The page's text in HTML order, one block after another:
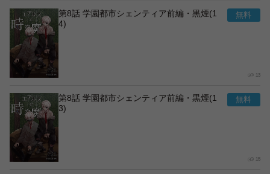
第8話 学園都市シェンティア前編・黒煙(1
4)
13
第8話 学園都市シェンティア前編・黒煙(1
3)
15